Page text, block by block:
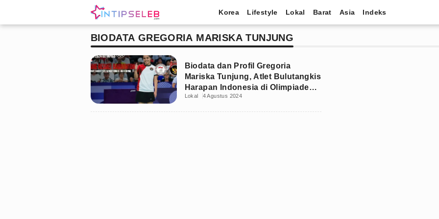
Korea Lifestyle Lokal Barat Asia Indeks
BIODATA GREGORIA MARISKA TUNJUNG
Biodata dan Profil Gregoria
Mariska Tunjung, Atlet Bulutangkis
Harapan Indonesia di Olimpiade
Paris
Lokal 4 Agustus 2024